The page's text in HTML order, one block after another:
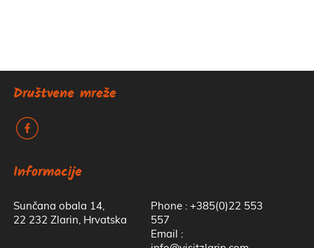
Društvene mreže
k
Informacije
Sunčana obala 14,
22 232 Zlarin, Hrvatska
Phone : +385(0)22 553
557
Email :